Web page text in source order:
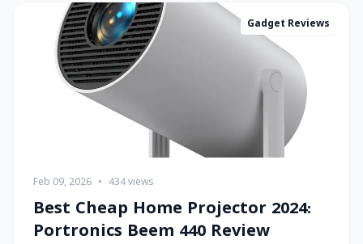
Gadget Reviews
Feb 09, 2026 • 434 views
Best Cheap Home Projector 2024:
Portronics Beem 440 Review